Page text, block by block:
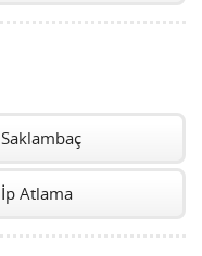
Saklambaç
İp Atlama